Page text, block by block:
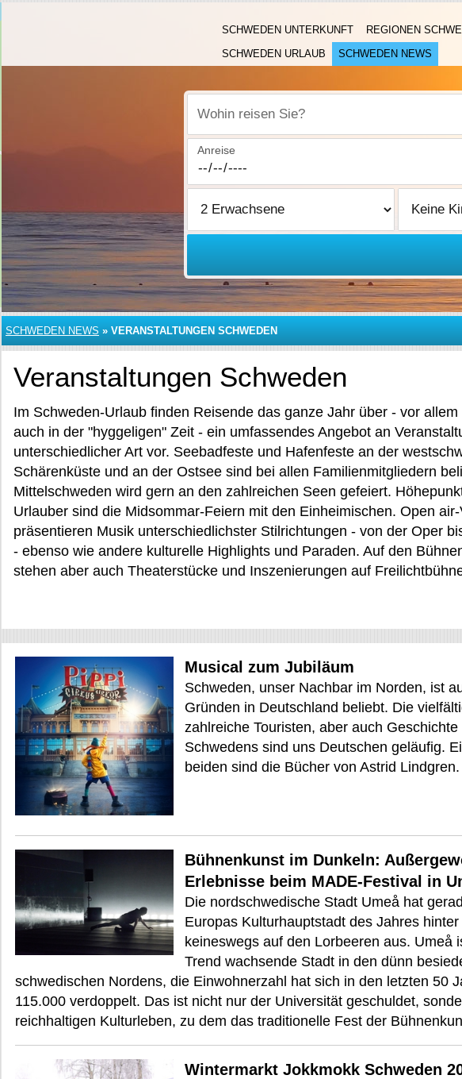
SCHWEDEN UNTERKUNFT REGIONEN
SCHWEDEN URLAUB
SCHWEDEN NEWS
Wohin reisen Sie?
Anreise
SCHWEDEN NEWS » VERANSTALTUNGEN SCHWEDEN
Veranstaltungen Schweden
Im Schweden-Urlaub finden Reisende das ganze Jahr über - vor
auch in der "hyggeligen" Zeit - ein umfassendes Angebot an
unterschiedlicher Art vor. Seebadfeste und Hafenfeste an der
Schärenküste und an der Ostsee sind bei allen Familienmitgliedern
Mittelschweden wird gern an den zahlreichen Seen gefeiert.
Urlauber sind die Midsommar-Feiern mit den Einheimischen. Open
präsentieren Musik unterschiedlichster Stilrichtungen - von der Oper
- ebenso wie andere kulturelle Highlights und Paraden. Auf den
stehen aber auch Theaterstücke und Inszenierungen auf
Musical zum Jubiläum
Schweden, unser Nachbar im Norden, ist
Gründen in Deutschland beliebt. Die
zahlreiche Touristen, aber auch
Schwedens sind uns Deutschen geläufig.
beiden sind die Bücher von Astrid Lindgren.
Bühnenkunst im Dunkeln:
Erlebnisse beim MADE-Festival in
Die nordschwedische Stadt Umeå hat
Europas Kulturhauptstadt des Jahres
keineswegs auf den Lorbeeren aus. Umeå
Trend wachsende Stadt in den dünn
schwedischen Nordens, die Einwohnerzahl hat sich in den letzten 50
115.000 verdoppelt. Das ist nicht nur der Universität geschuldet,
reichhaltigen Kulturleben, zu dem das traditionelle Fest der
Wintermarkt Jokkmokk Schweden